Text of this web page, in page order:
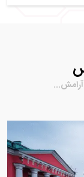
آرامش...